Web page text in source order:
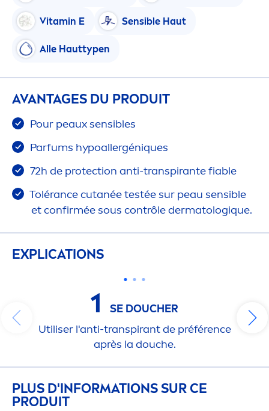
Vitamin E Sensible Haut
Alle Hauttypen
AVANTAGES DU PRODUIT
Pour peaux sensibles
Parfums hypoallergéniques
72h de protection anti-transpirante fiable
Tolérance cutanée testée sur peau sensible
et confirmée sous contrôle dermatologique.
EXPLICATIONS
1
SE DOUCHER
Utiliser l'anti-transpirant de préférence
après la douche.
PLUS D'INFORMATIONS SUR CE
PRODUIT